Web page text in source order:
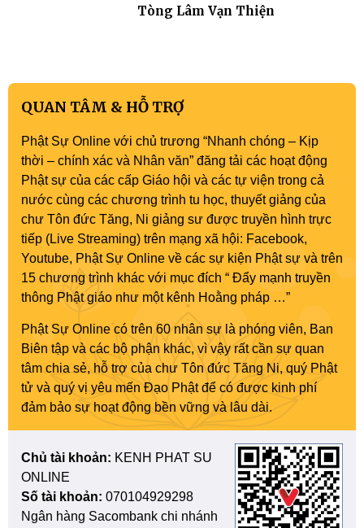
Tòng Lâm Vạn Thiện
QUAN TÂM & HỖ TRỢ
Phật Sự Online với chủ trương “Nhanh chóng – Kịp
thời – chính xác và Nhân văn” đăng tải các hoạt động
Phật sự của các cấp Giáo hội và các tự viện trong cả
nước cùng các chương trình tu học, thuyết giảng của
chư Tôn đức Tăng, Ni giảng sư được truyền hình trực
tiếp (Live Streaming) trên mạng xã hội: Facebook,
Youtube, Phật Sự Online về các sự kiện Phật sự và trên
15 chương trình khác với mục đích “ Đẩy mạnh truyền
thông Phật giáo như một kênh Hoằng pháp …”
Phật Sự Online có trên 60 nhân sự là phóng viên, Ban
Biên tập và các bộ phận khác, vì vậy rất cần sự quan
tâm chia sẻ, hỗ trợ của chư Tôn đức Tăng Ni, quý Phật
tử và quý vị yêu mến Đạo Phật để có được kinh phí
đảm bảo sự hoạt động bền vững và lâu dài.
Chủ tài khoản: KENH PHAT SU
ONLINE
Số tài khoản: 070104929298
Ngân hàng Sacombank chi nhánh